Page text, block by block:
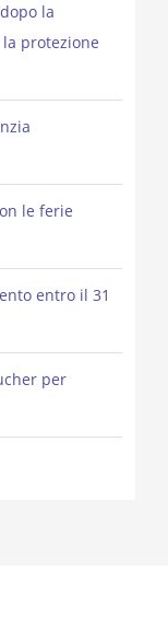
la
protezione
le ferie
entro il 31
per